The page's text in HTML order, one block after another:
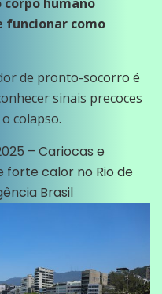
funcionar como
de pronto-socorro é
sinais precoces
colapso.